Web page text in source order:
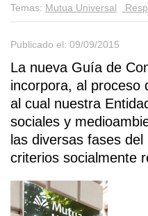
Temas: Mutua Universal
Publicado el: 09/09/2015
La nueva Guía de
incorpora, al proceso
al cual nuestra
sociales y
las diversas fases
criterios socialmente